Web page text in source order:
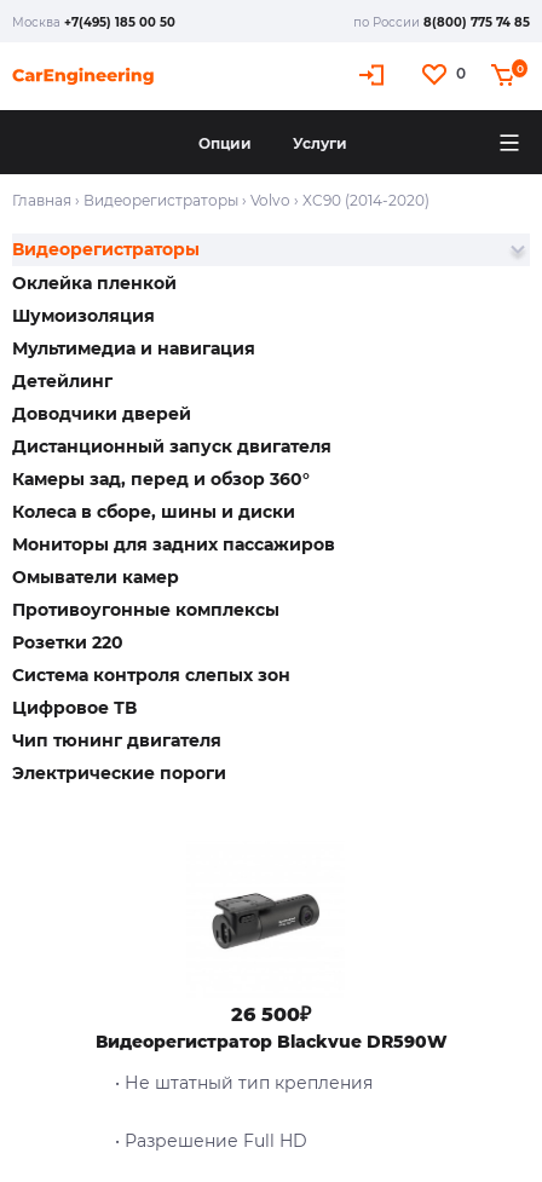
Москва +7(495) 185 00 50 по России 8(800) 775 74 85
0 0
Опции Услуги
Главная › Видеорегистраторы › Volvo › XC90 (2014-2020)
Оклейка пленкой
Шумоизоляция
Мультимедиа и навигация
Детейлинг
Доводчики дверей
Видеорегистраторы
Дистанционный запуск двигателя
Камеры зад, перед и обзор 360°
Колеса в сборе, шины и диски
Мониторы для задних пассажиров
Омыватели камер
Противоугонные комплексы
Розетки 220
Система контроля слепых зон
Цифровое ТВ
Чип тюнинг двигателя
Электрические пороги
26 500₽
Видеорегистратор Blackvue DR590W
• Не штатный тип крепления
• Разрешение Full HD